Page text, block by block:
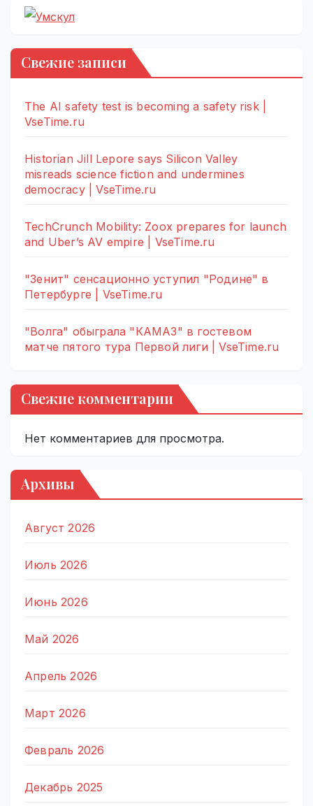
Свежие записи
The AI safety test is becoming a safety risk |
VseTime.ru
Historian Jill Lepore says Silicon Valley
misreads science fiction and undermines
democracy | VseTime.ru
TechCrunch Mobility: Zoox prepares for launch
and Uber’s AV empire | VseTime.ru
"Зенит" сенсационно уступил "Родине" в
Петербурге | VseTime.ru
"Волга" обыграла "КАМАЗ" в гостевом
матче пятого тура Первой лиги | VseTime.ru
Свежие комментарии
Нет комментариев для просмотра.
Архивы
Август 2026
Июль 2026
Июнь 2026
Май 2026
Апрель 2026
Март 2026
Февраль 2026
Декабрь 2025